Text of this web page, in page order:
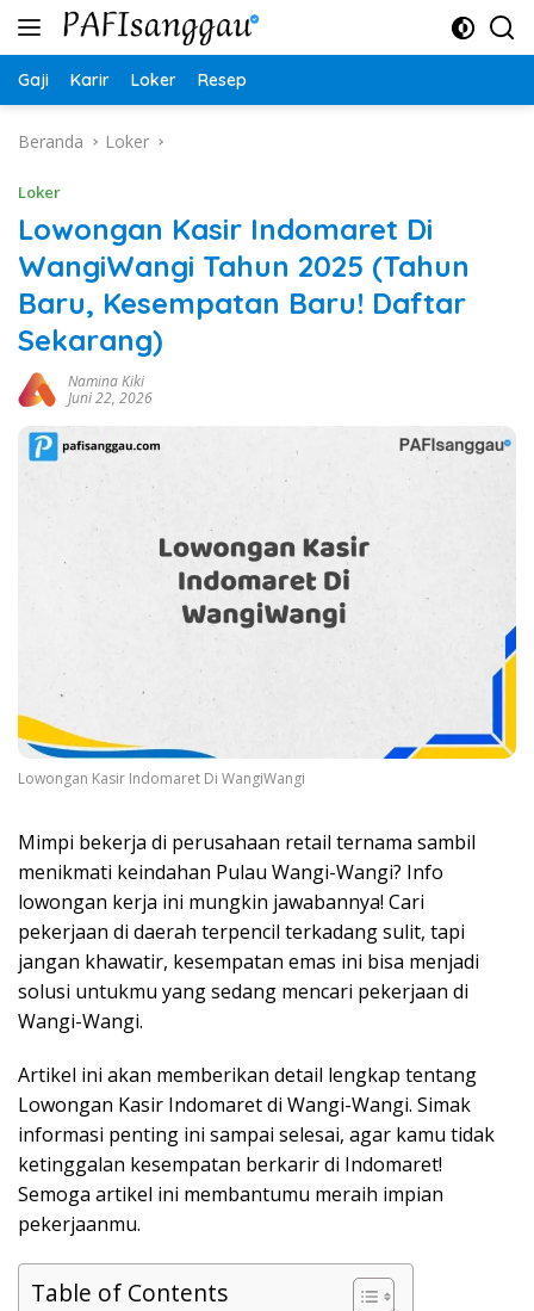
Langsung
Gaji Karir Loker Resep
Beranda Loker
Loker
Lowongan Kasir Indomaret Di
WangiWangi Tahun 2025 (Tahun
Baru, Kesempatan Baru! Daftar
Sekarang)
Namina Kiki
Juni 22, 2026
Lowongan Kasir Indomaret Di WangiWangi
Mimpi bekerja di perusahaan retail ternama sambil
menikmati keindahan Pulau Wangi-Wangi? Info
lowongan kerja ini mungkin jawabannya! Cari
pekerjaan di daerah terpencil terkadang sulit, tapi
jangan khawatir, kesempatan emas ini bisa menjadi
solusi untukmu yang sedang mencari pekerjaan di
Wangi-Wangi.
Artikel ini akan memberikan detail lengkap tentang
Lowongan Kasir Indomaret di Wangi-Wangi. Simak
informasi penting ini sampai selesai, agar kamu tidak
ketinggalan kesempatan berkarir di Indomaret!
Semoga artikel ini membantumu meraih impian
pekerjaanmu.
Table of Contents